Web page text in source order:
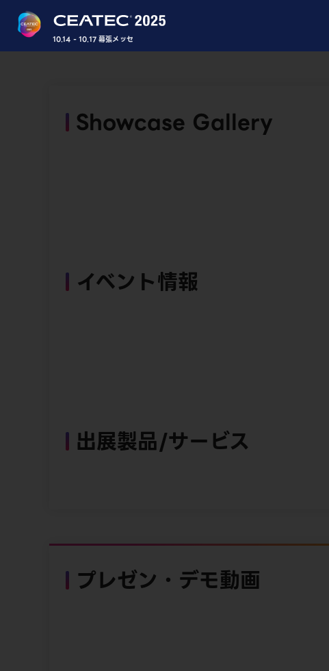
10.14 - 10.17 幕張メッセ
Showcase Gallery
イベント情報
出展製品/サービス
プレゼン・デモ動画